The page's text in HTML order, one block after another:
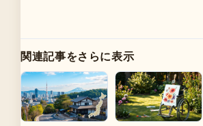
関連記事をさらに表示